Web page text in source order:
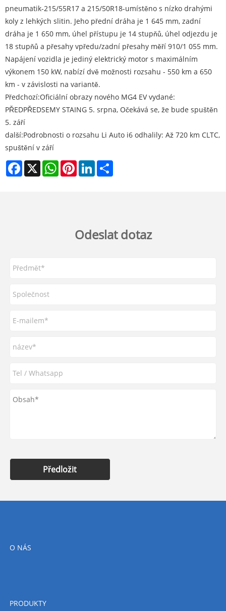
pneumatik-215/55R17 a 215/50R18-umístěno s nízko drahými
koly z lehkých slitin. Jeho přední dráha je 1 645 mm, zadní
dráha je 1 650 mm, úhel přístupu je 14 stupňů, úhel odjezdu je
18 stupňů a přesahy vpředu/zadní přesahy měří 910/1 055 mm.
Napájení vozidla je jediný elektrický motor s maximálním
výkonem 150 kW, nabízí dvě možnosti rozsahu - 550 km a 650
km - v závislosti na variantě.
Předchozí:Oficiální obrazy nového MG4 EV vydané:
PŘEDPŘEDSEMY STAING 5. srpna, Očekává se, že bude spuštěn
5. září
další:Podrobnosti o rozsahu Li Auto i6 odhalily: Až 720 km CLTC,
spuštění v září
Facebook
X WhatsAppPinterestLinkedIn
Odeslat dotaz
Předložit
O NÁS
PRODUKTY